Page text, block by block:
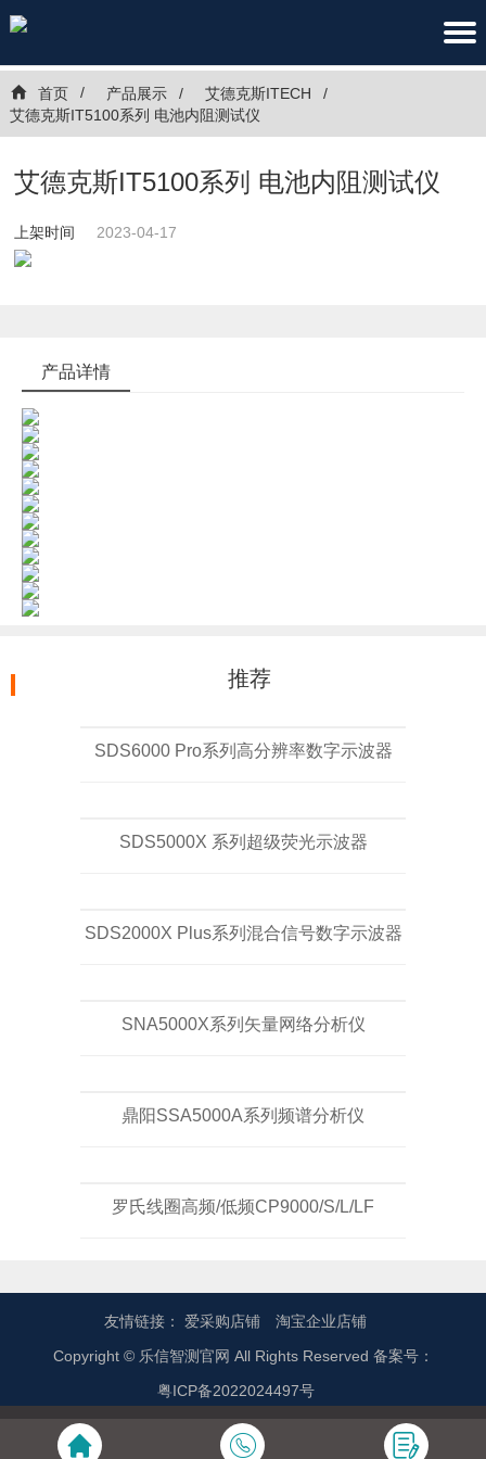
首页 产品展示
艾德克斯ITECH
艾德克斯IT5100系列 电池内阻测试仪
艾德克斯IT5100系列 电池内阻测试仪
上架时间 2023-04-17
产品详情
推荐
SDS6000 Pro系列高分辨率数字示波器
SDS5000X 系列超级荧光示波器
SDS2000X Plus系列混合信号数字示波器
SNA5000X系列矢量网络分析仪
鼎阳SSA5000A系列频谱分析仪
罗氏线圈高频/低频CP9000/S/L/LF
友情链接： 爱采购店铺
淘宝企业店铺
Copyright © 乐信智测官网 All Rights Reserved 备案号：
粤ICP备2022024497号